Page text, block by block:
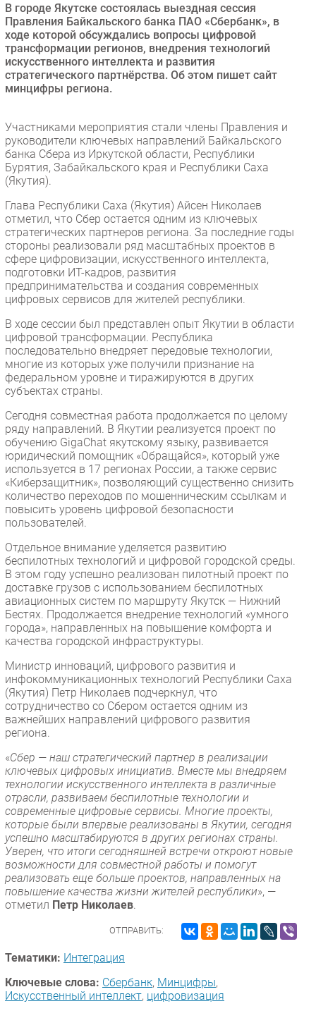
Маркетинг
Торговые сети
Оборудование
ПО
Outsourcing
Регулирование
Финансы
Web
Безопасность
Инновации
CIO/Управление ИТ
Гаджеты
Здоровье
РАЗДЕЛЫ
Новости
Аналитика
Интервью
Мероприятия
Проекты
IT класс
Тестовый стенд
Каталог компаний
В городе Якутске состоялась выездная сессия
Правления Байкальского банка ПАО «Сбербанк», в
ходе которой обсуждались вопросы цифровой
трансформации регионов, внедрения технологий
искусственного интеллекта и развития
стратегического партнёрства. Об этом пишет сайт
минцифры региона.
Участниками мероприятия стали члены Правления и
руководители ключевых направлений Байкальского
банка Сбера из Иркутской области, Республики
Бурятия, Забайкальского края и Республики Саха
(Якутия).
Глава Республики Саха (Якутия) Айсен Николаев
отметил, что Сбер остается одним из ключевых
стратегических партнеров региона. За последние годы
стороны реализовали ряд масштабных проектов в
сфере цифровизации, искусственного интеллекта,
подготовки ИТ-кадров, развития
предпринимательства и создания современных
цифровых сервисов для жителей республики.
В ходе сессии был представлен опыт Якутии в области
цифровой трансформации. Республика
последовательно внедряет передовые технологии,
многие из которых уже получили признание на
федеральном уровне и тиражируются в других
субъектах страны.
Сегодня совместная работа продолжается по целому
ряду направлений. В Якутии реализуется проект по
обучению GigaChat якутскому языку, развивается
юридический помощник «Обращайся», который уже
используется в 17 регионах России, а также сервис
«Киберзащитник», позволяющий существенно снизить
количество переходов по мошенническим ссылкам и
повысить уровень цифровой безопасности
пользователей.
Отдельное внимание уделяется развитию
беспилотных технологий и цифровой городской среды.
В этом году успешно реализован пилотный проект по
доставке грузов с использованием беспилотных
авиационных систем по маршруту Якутск — Нижний
Бестях. Продолжается внедрение технологий «умного
города», направленных на повышение комфорта и
качества городской инфраструктуры.
Министр инноваций, цифрового развития и
инфокоммуникационных технологий Республики Саха
(Якутия) Петр Николаев подчеркнул, что
сотрудничество со Сбером остается одним из
важнейших направлений цифрового развития
региона.
«Сбер — наш стратегический партнер в реализации
ключевых цифровых инициатив. Вместе мы внедряем
технологии искусственного интеллекта в различные
отрасли, развиваем беспилотные технологии и
современные цифровые сервисы. Многие проекты,
которые были впервые реализованы в Якутии, сегодня
успешно масштабируются в других регионах страны.
Уверен, что итоги сегодняшней встречи откроют новые
возможности для совместной работы и помогут
реализовать еще больше проектов, направленных на
повышение качества жизни жителей республики», —
отметил Петр Николаев.
ОТПРАВИТЬ:
Тематики: Интеграция
Ключевые слова: Сбербанк, Минцифры,
Искусственный интеллект, цифровизация